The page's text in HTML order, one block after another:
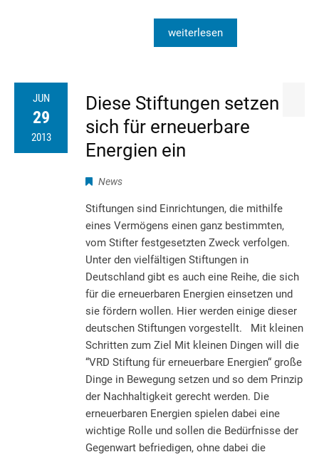
weiterlesen
JUN
29
2013
Diese Stiftungen setzen
sich für erneuerbare
Energien ein
News
Stiftungen sind Einrichtungen, die mithilfe
eines Vermögens einen ganz bestimmten,
vom Stifter festgesetzten Zweck verfolgen.
Unter den vielfältigen Stiftungen in
Deutschland gibt es auch eine Reihe, die sich
für die erneuerbaren Energien einsetzen und
sie fördern wollen. Hier werden einige dieser
deutschen Stiftungen vorgestellt. Mit kleinen
Schritten zum Ziel Mit kleinen Dingen will die
“VRD Stiftung für erneuerbare Energien“ große
Dinge in Bewegung setzen und so dem Prinzip
der Nachhaltigkeit gerecht werden. Die
erneuerbaren Energien spielen dabei eine
wichtige Rolle und sollen die Bedürfnisse der
Gegenwart befriedigen, ohne dabei die